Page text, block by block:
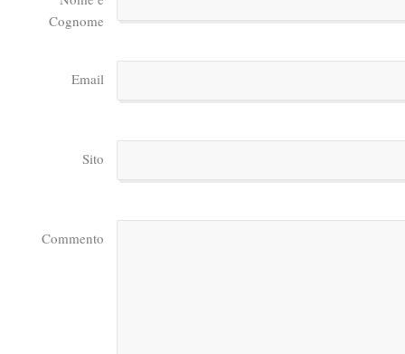
Cognome
Email
Sito
Commento